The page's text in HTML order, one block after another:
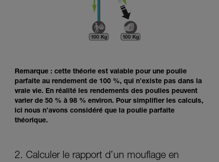
Remarque : cette théorie est valable pour une poulie
parfaite au rendement de 100 %, qui n’existe pas dans la
vraie vie. En réalité les rendements des poulies peuvent
varier de 50 % à 98 % environ. Pour simplifier les calculs,
ici nous n’avons considéré que la poulie parfaite
théorique.
2. Calculer le rapport d’un mouflage en